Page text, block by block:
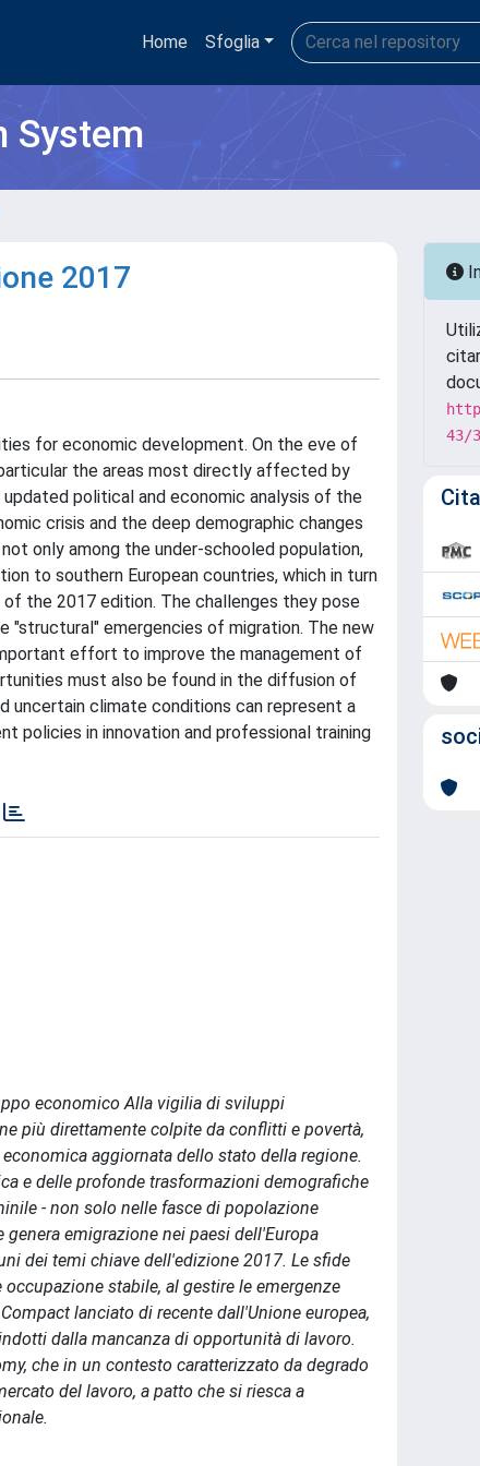
Home Sfoglia
System
2017
for economic development. On the eve of
the areas most directly affected by
political and economic analysis of the
crisis and the deep demographic changes
only among the under-schooled population,
to southern European countries, which in turn
the 2017 edition. The challenges they pose
emergencies of migration. The new
effort to improve the management of
must also be found in the diffusion of
uncertain climate conditions can represent a
policies in innovation and professional training
economico Alla vigilia di sviluppi
più direttamente colpite da conflitti e povertà,
aggiornata dello stato della regione.
e delle profonde trasformazioni demografiche
- non solo nelle fasce di popolazione
emigrazione nei paesi dell'Europa
dei temi chiave dell'edizione 2017. Le sfide
stabile, al gestire le emergenze
lanciato di recente dall'Unione europea,
dalla mancanza di opportunità di lavoro.
che in un contesto caratterizzato da degrado
del lavoro, a patto che si riesca a
43/